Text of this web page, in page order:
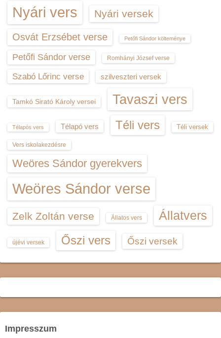
Nyári vers Nyári versek
Osvát Erzsébet verse Petőfi Sándor költeménye
Petőfi Sándor verse Romhányi József verse
Szabó Lőrinc verse szilveszteri versek
Tamkó Sirató Károly versei Tavaszi vers
Télapós vers Télapó vers Téli vers Téli versek
Vers iskolakezdésre
Weöres Sándor gyerekvers
Weöres Sándor verse
Zelk Zoltán verse Állatos vers Állatvers
újévi versek Őszi vers Őszi versek
Impresszum